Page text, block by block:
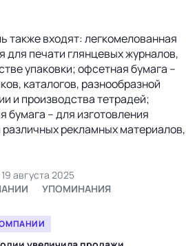
также входят: легкомелованная
печати глянцевых журналов,
упаковки; офсетная бумага –
каталогов, разнообразной
и производства тетрадей;
бумага – для изготовления
рекламных материалов,
августа 2025
УПОМИНАНИЯ